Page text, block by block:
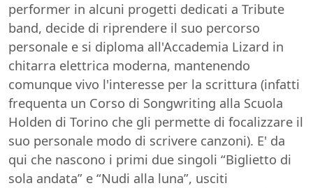
performer in alcuni progetti dedicati a Tribute
band, decide di riprendere il suo percorso
personale e si diploma all'Accademia Lizard in
chitarra elettrica moderna, mantenendo
comunque vivo l'interesse per la scrittura (infatti
frequenta un Corso di Songwriting alla Scuola
Holden di Torino che gli permette di focalizzare il
suo personale modo di scrivere canzoni). E' da
qui che nascono i primi due singoli “Biglietto di
sola andata” e “Nudi alla luna”, usciti